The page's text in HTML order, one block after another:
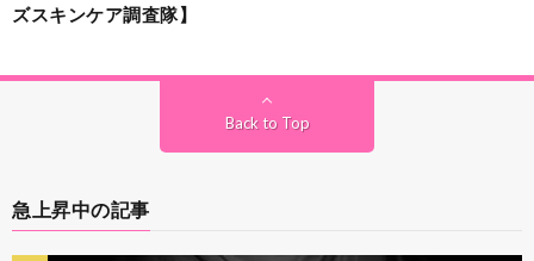
ズスキンケア調査隊】
Back to Top
急上昇中の記事